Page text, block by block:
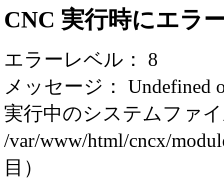
CNC 実行時にエラ
エラーレベル： 8
メッセージ： Undefined
実行中のシステムファ
/var/www/html/cncx/
目）